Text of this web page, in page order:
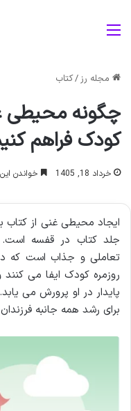
مجله رز/کتاب
چگونه محیطی
کودک فراهم
خرداد 18, 1405 خواندن این مطلب 17
ایجاد محیطی غنی از کتاب
جلد کتاب در قفسه است.
تعاملی و جذاب است که
روزمره کودک ایفا می
پایدار در او پرورش می
برای رشد همه جانبه